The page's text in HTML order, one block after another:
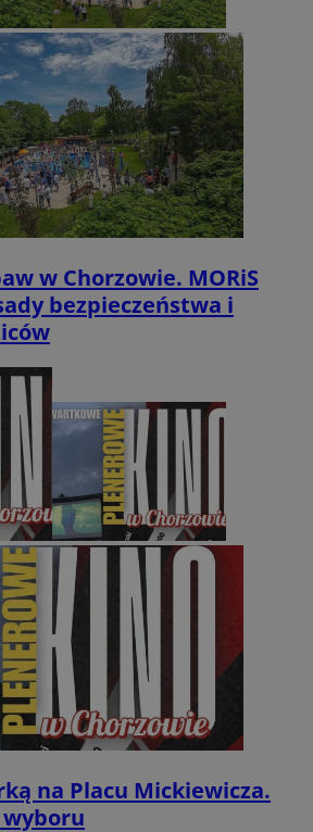
w Chorzowie. MORiS
bezpieczeństwa i
na Placu Mickiewicza.